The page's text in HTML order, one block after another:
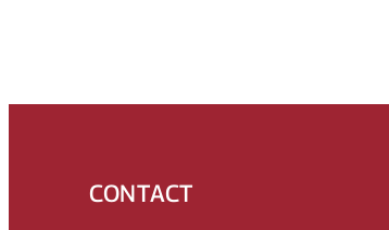
CONTACT